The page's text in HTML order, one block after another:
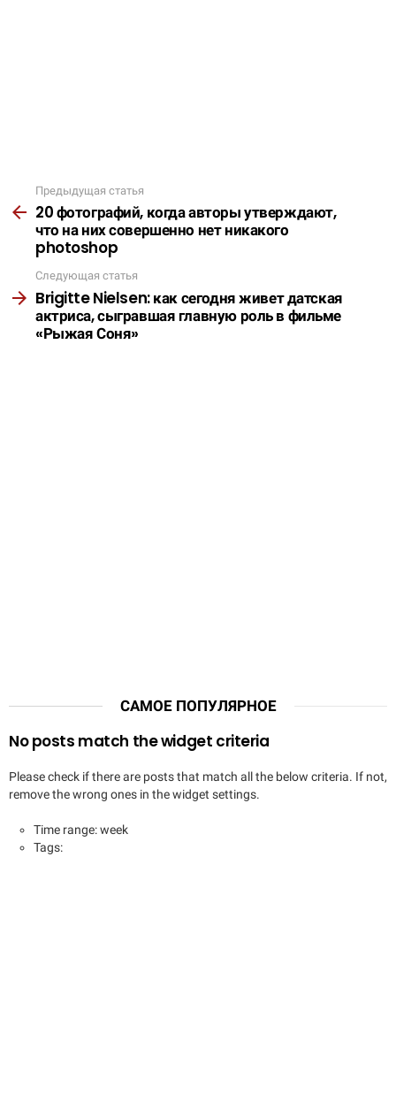
Подробнее
Предыдущая статья
20 фотографий, когда авторы утверждают,
что на них совершенно нет никакого
photoshop
Следующая статья
Brigitte Nielsen: как сегодня живет датская
актриса, сыгравшая главную роль в фильме
«Рыжая Соня»
САМОЕ ПОПУЛЯРНОЕ
No posts match the widget criteria
Please check if there are posts that match all the below criteria. If not,
remove the wrong ones in the widget settings.
Time range: week
Tags: